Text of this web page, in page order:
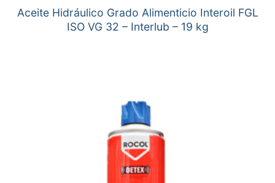
Aceite Hidráulico Grado Alimenticio Interoil FGL
ISO VG 32 – Interlub – 19 kg